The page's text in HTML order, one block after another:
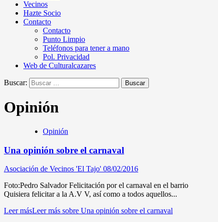
Vecinos
Hazte Socio
Contacto
Contacto
Punto Limpio
Teléfonos para tener a mano
Pol. Privacidad
Web de Culturalcazares
Buscar:
Opinión
Opinión
Una opinión sobre el carnaval
Asociación de Vecinos 'El Tajo' 08/02/2016
Foto:Pedro Salvador Felicitación por el carnaval en el barrio
Quisiera felicitar a la A.V V, así como a todos aquellos...
Leer másLeer más sobre Una opinión sobre el carnaval